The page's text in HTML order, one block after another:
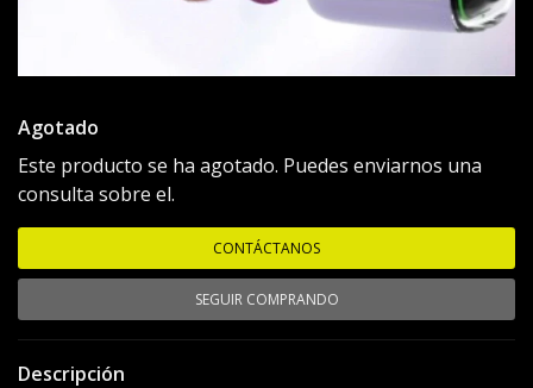
Agotado
Este producto se ha agotado. Puedes enviarnos una
consulta sobre el.
CONTÁCTANOS
SEGUIR COMPRANDO
Descripción